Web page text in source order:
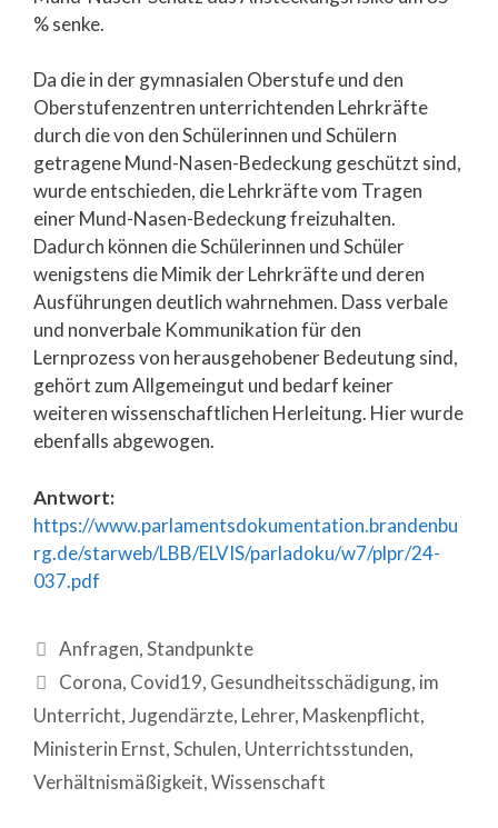
% senke.
Da die in der gymnasialen Oberstufe und den
Oberstufenzentren unterrichtenden Lehrkräfte
durch die von den Schülerinnen und Schülern
getragene Mund-Nasen-Bedeckung geschützt sind,
wurde entschieden, die Lehrkräfte vom Tragen
einer Mund-Nasen-Bedeckung freizuhalten.
Dadurch können die Schülerinnen und Schüler
wenigstens die Mimik der Lehrkräfte und deren
Ausführungen deutlich wahrnehmen. Dass verbale
und nonverbale Kommunikation für den
Lernprozess von herausgehobener Bedeutung sind,
gehört zum Allgemeingut und bedarf keiner
weiteren wissenschaftlichen Herleitung. Hier wurde
ebenfalls abgewogen.
Antwort:
https://www.parlamentsdokumentation.brandenbu
rg.de/starweb/LBB/ELVIS/parladoku/w7/plpr/24-
037.pdf
Anfragen,Standpunkte
Corona, Covid19, Gesundheitsschädigung, im
Unterricht,Jugendärzte, Lehrer, Maskenpflicht,
Ministerin Ernst,Schulen, Unterrichtsstunden,
Verhältnismäßigkeit,Wissenschaft